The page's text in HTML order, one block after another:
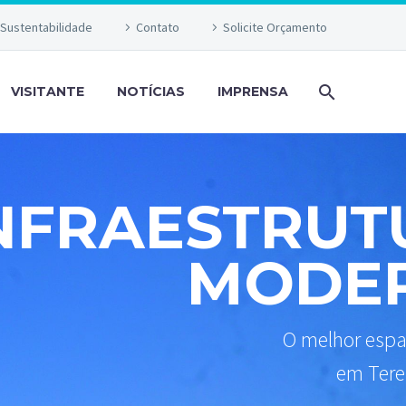
Sustentabilidade Contato Solicite Orçamento
VISITANTE NOTÍCIAS IMPRENSA
O melhor
em